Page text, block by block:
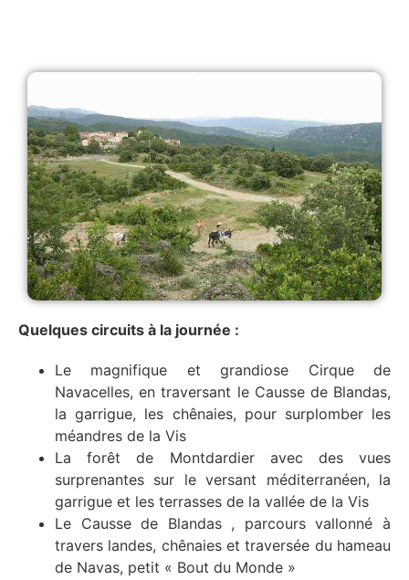
Quelques circuits à la journée :
Le magnifique et grandiose Cirque de
Navacelles, en traversant le Causse de Blandas,
la garrigue, les chênaies, pour surplomber les
méandres de la Vis
La forêt de Montdardier avec des vues
surprenantes sur le versant méditerranéen, la
garrigue et les terrasses de la vallée de la Vis
Le Causse de Blandas , parcours vallonné à
travers landes, chênaies et traversée du hameau
de Navas, petit « Bout du Monde »